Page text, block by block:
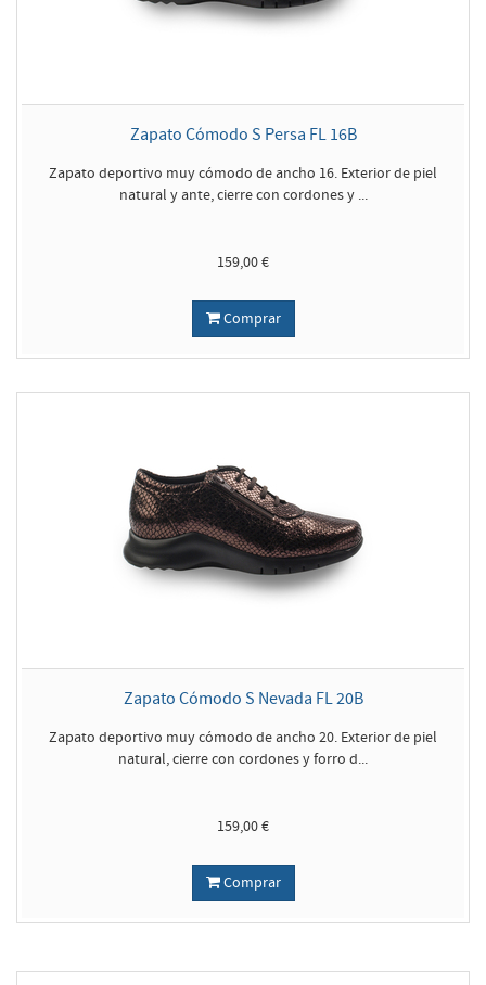
Zapato Cómodo S Persa FL 16B
Zapato deportivo muy cómodo de ancho 16. Exterior de piel
natural y ante, cierre con cordones y ...
159,00 €
Comprar
Zapato Cómodo S Nevada FL 20B
Zapato deportivo muy cómodo de ancho 20. Exterior de piel
natural, cierre con cordones y forro d...
159,00 €
Comprar